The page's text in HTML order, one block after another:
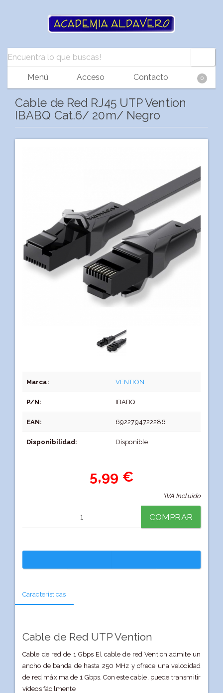
Menú Acceso Contacto 0
Cable de Red RJ45 UTP Vention
IBABQ Cat.6/ 20m/ Negro
Marca: VENTION
P/N: IBABQ
EAN: 6922794722286
Disponibilidad: Disponible
5,99 €
*IVA Incluido
COMPRAR
Características
Cable de Red UTP Vention
Cable de red de 1 Gbps El cable de red Vention admite un
ancho de banda de hasta 250 MHz y ofrece una velocidad
de red máxima de 1 Gbps. Con este cable, puede transmitir
vídeos fácilmente